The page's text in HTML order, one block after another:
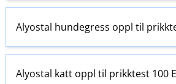
Alyostal hundegress oppl til
Alyostal katt oppl til prikktest 100